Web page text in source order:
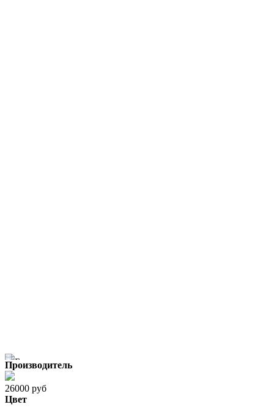
Производитель
26000 руб
Цвет